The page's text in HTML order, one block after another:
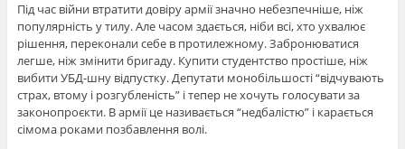
Під час війни втратити довіру армії значно небезпечніше, ніж
популярність у тилу. Але часом здається, ніби всі, хто ухвалює
рішення, переконали себе в протилежному. Забронюватися
легше, ніж змінити бригаду. Купити студентство простіше, ніж
вибити УБД-шну відпустку. Депутати монобільшості “відчувають
страх, втому і розгубленість” і тепер не хочуть голосувати за
законопроєкти. В армії це називається “недбалістю” і карається
сімома роками позбавлення волі.